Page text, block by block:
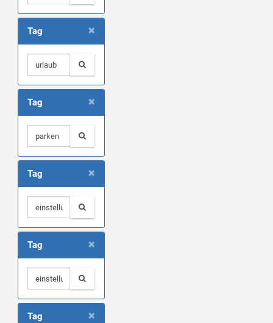
×
Tag
×
Tag
×
Tag
×
Tag
×
Tag